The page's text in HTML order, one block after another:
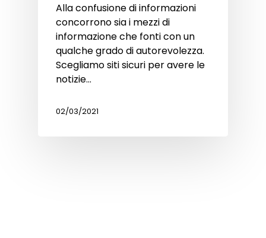
Alla confusione di informazioni
concorrono sia i mezzi di
informazione che fonti con un
qualche grado di autorevolezza.
Scegliamo siti sicuri per avere le
notizie…
02/03/2021